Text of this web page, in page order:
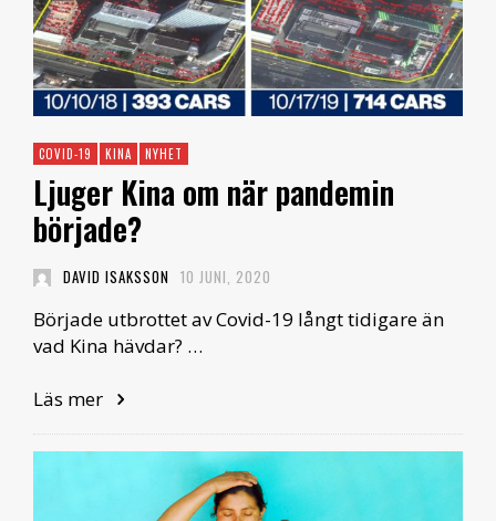
COVID-19 KINA NYHET
Ljuger Kina om när pandemin
började?
DAVID ISAKSSON 10 JUNI, 2020
Började utbrottet av Covid-19 långt tidigare än
vad Kina hävdar? …
Läs mer